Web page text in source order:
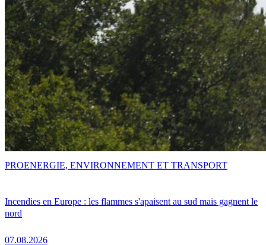
Incendies en Europe : les flammes s'apaisent au sud mais gagnent le
nord
07.08.2026
PROENERGIE, ENVIRONNEMENT ET TRANSPORT